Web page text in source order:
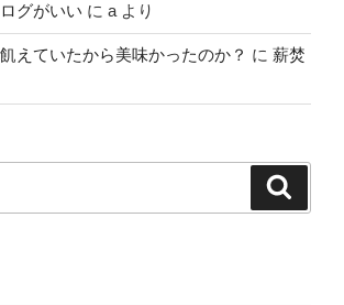
グがいい に a より
えていたから美味かったのか？ に 薪焚